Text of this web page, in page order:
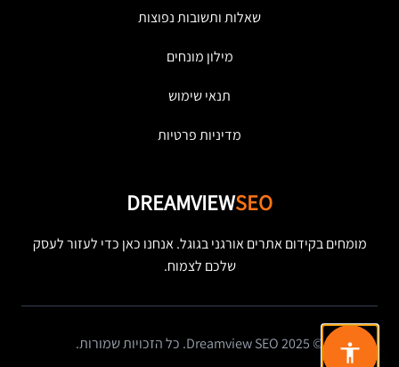
שאלות ותשובות נפוצות
מילון מונחים
תנאי שימוש
מדיניות פרטיות
DREAMVIEWSEO
מומחים בקידום אתרים אורגני בגוגל. אנחנו כאן כדי לעזור לעסק
שלכם לצמוח.
© 2025 Dreamview SEO. כל הזכויות שמורות.